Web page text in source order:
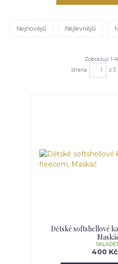
Nejnovější Nejlevnější
Zobrazuji 1-
strana
z 3
Dětské softshellové
400 Kč